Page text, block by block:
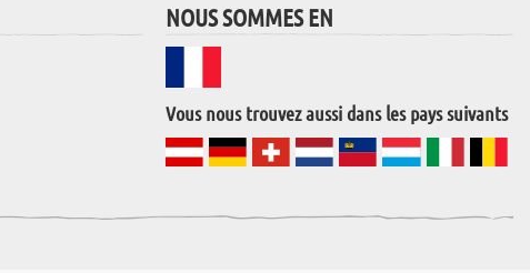
NOUS SOMMES EN
Vous nous trouvez aussi dans les pays suivants